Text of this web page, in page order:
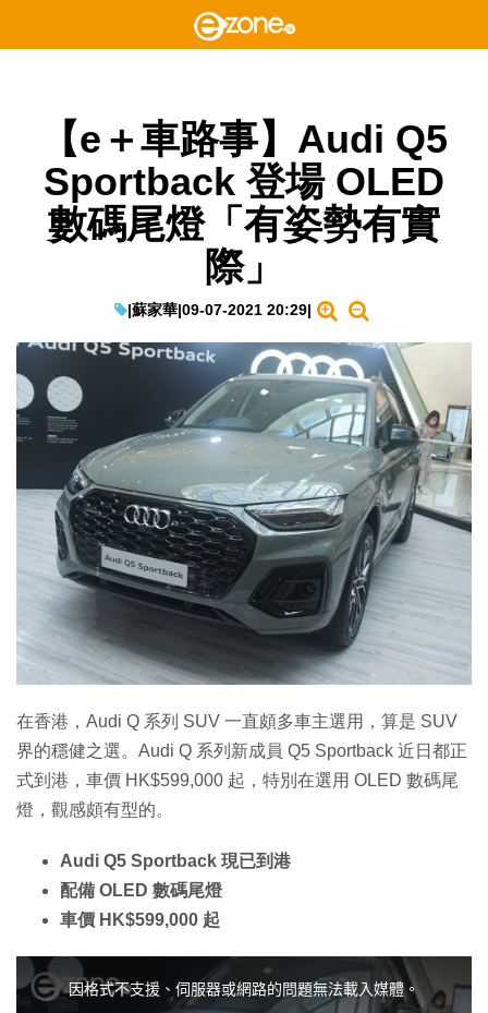
【e＋車路事】Audi Q5
Sportback 登場 OLED
數碼尾燈「有姿勢有實
際」
|蘇家華|09-07-2021 20:29|
在香港，Audi Q 系列 SUV 一直頗多車主選用，算是 SUV
界的穩健之選。Audi Q 系列新成員 Q5 Sportback 近日都正
式到港，車價 HK$599,000 起，特別在選用 OLED 數碼尾
燈，觀感頗有型的。
Audi Q5 Sportback 現已到港
配備 OLED 數碼尾燈
車價 HK$599,000 起
因格式不支援、伺服器或網路的問題無法載入媒體。